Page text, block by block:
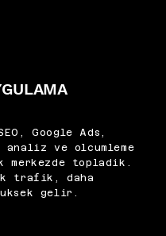
Google Ads,
analiz ve olcumleme
topladik.
trafik, daha
gelir.